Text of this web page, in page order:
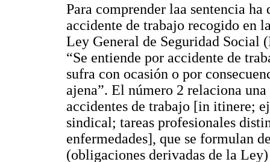
Para comprender laa sentencia
accidente de trabajo recogido en
Ley General de Seguridad Social
“Se entiende por accidente de
sufra con ocasión o por
ajena”. El número 2 relaciona
accidentes de trabajo [in itinere;
sindical; tareas profesionales
enfermedades], que se formulan
(obligaciones derivadas de la